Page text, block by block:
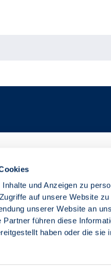
und Anzeigen zu
auf unsere Website
unserer Website an
Partner führen diese
haben oder die sie